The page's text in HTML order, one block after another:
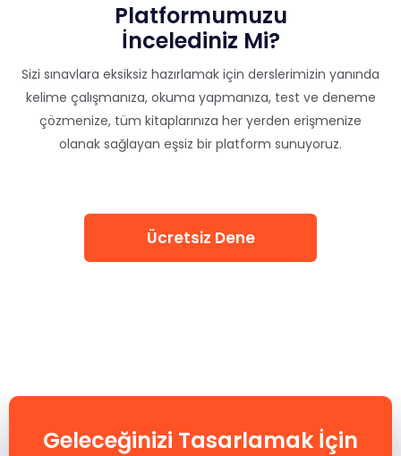
Platformumuzu
İncelediniz Mi?
Sizi sınavlara eksiksiz hazırlamak için derslerimizin yanında
kelime çalışmanıza, okuma yapmanıza, test ve deneme
çözmenize, tüm kitaplarınıza her yerden erişmenize
olanak sağlayan eşsiz bir platform sunuyoruz.
Ücretsiz Dene
Geleceğinizi Tasarlamak İçin